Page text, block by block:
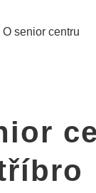
O senior centru